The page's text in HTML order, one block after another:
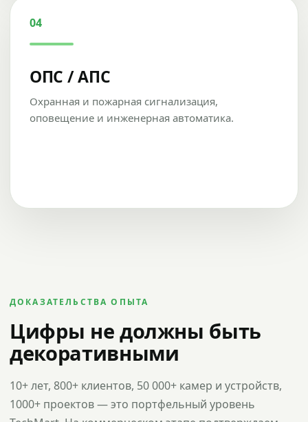
04
ОПС / АПС
Охранная и пожарная сигнализация,
оповещение и инженерная автоматика.
ДОКАЗАТЕЛЬСТВА ОПЫТА
Цифры не должны быть
декоративными
10+ лет, 800+ клиентов, 50 000+ камер и устройств,
1000+ проектов — это портфельный уровень